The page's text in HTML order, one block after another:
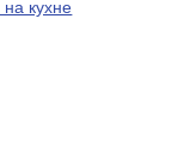
кухне